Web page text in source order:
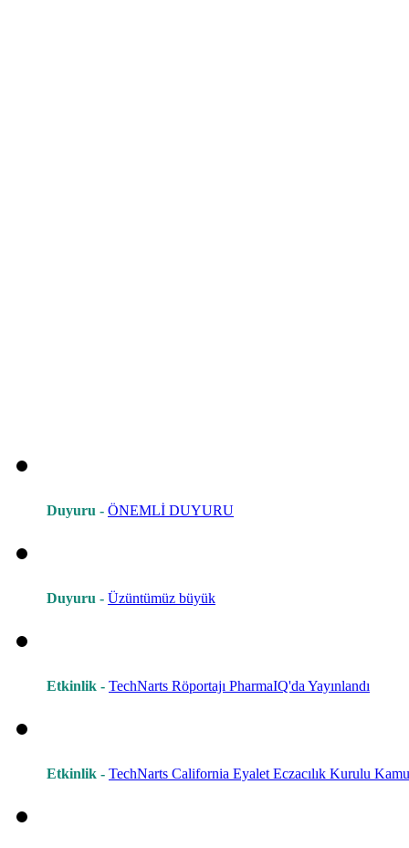
Duyuru - ÖNEMLİ DUYURU
Duyuru - Üzüntümüz büyük
Etkinlik - TechNarts Röportajı PharmaIQ'da Yayınlandı
Etkinlik - TechNarts California Eyalet Eczacılık Kurulu